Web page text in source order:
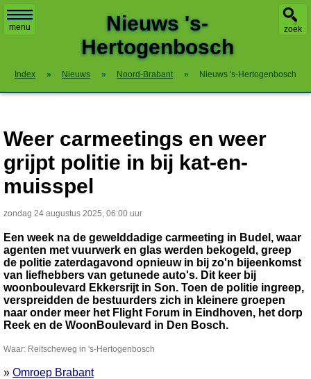
menu zoek
Nieuws 's-
Hertogenbosch
Index » Nieuws » Noord-Brabant » Nieuws 's-Hertogenbosch
Weer carmeetings en weer
grijpt politie in bij kat-en-
muisspel
zondag 24 augustus 2025, 06:00 uur
Een week na de gewelddadige carmeeting in Budel, waar
agenten met vuurwerk en glas werden bekogeld, greep
de politie zaterdagavond opnieuw in bij zo'n bijeenkomst
van liefhebbers van getunede auto's. Dit keer bij
woonboulevard Ekkersrijt in Son. Toen de politie ingreep,
verspreidden de bestuurders zich in kleinere groepen
naar onder meer het Flight Forum in Eindhoven, het dorp
Reek en de WoonBoulevard in Den Bosch.
Waar: Reitscheweg in 's-Hertogenbosch
» Omroep Brabant